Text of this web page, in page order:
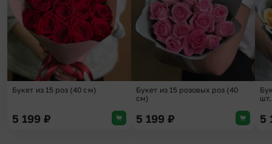
Букет из 15 роз (40 см)
5 199 ₽
Букет из 15 розовых роз (40
см)
5 199 ₽ 5